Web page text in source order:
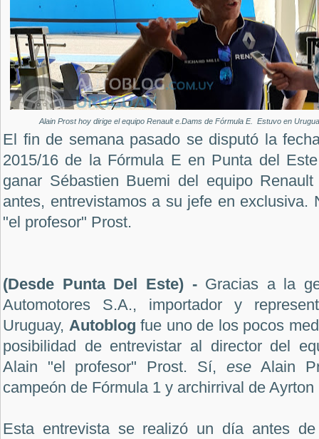
Alain Prost hoy dirige el equipo Renault e.Dams de Fórmula E. Estuvo en
El fin de semana pasado se disputó la
2015/16 de la Fórmula E en Punta del
ganar Sébastien Buemi del equipo
antes, entrevistamos a su jefe en exclusiva.
"el profesor" Prost.
(Desde Punta Del Este) -Gracias a la
Automotores S.A., importador y
Uruguay, Autoblog fue uno de los pocos
posibilidad de entrevistar al director del
Alain "el profesor" Prost. Sí, eseAlain
campeón de Fórmula 1 y archirrival de Ayrton
Esta entrevista se realizó un día antes